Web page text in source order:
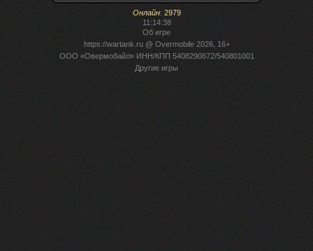
Онлайн: 2979
11:14:38
Об игре
https://wartank.ru@ Overmobile 2026, 16+
ООО «Овермобайл» ИНН/КПП 5408290672/540801001
Другие игры